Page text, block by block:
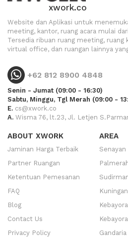
xwork.co
Website dan Aplikasi untuk
meeting, kantor, ruang acara mulai
Tersedia ribuan ruang meeting, ruang
virtual office, dan ruangan lainnya
+62 812 8900 4848
Senin - Jumat (09:00 - 16:30)
Sabtu, Minggu, Tgl Merah (09:00 -
E. cs@xwork.co
A. Wisma 76, lt.23, Jl. Letjen
ABOUT XWORK
Jaminan Harga Terbaik
Partner Ruangan
Ketentuan Pemesanan
FAQ
Blog
Contact Us
Privacy Policy
AREA
Senayan
Kuningan
Gandaria